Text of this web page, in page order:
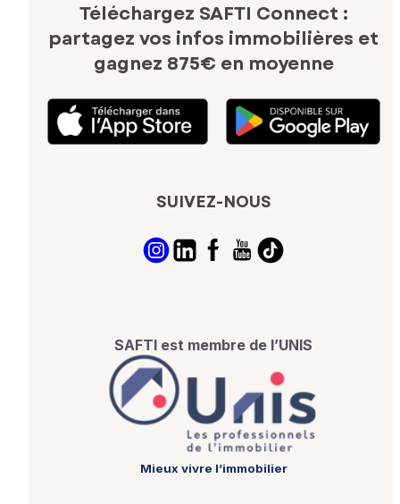
Téléchargez SAFTI Connect :
partagez vos infos immobilières et
gagnez 875€ en moyenne
SUIVEZ-NOUS
SAFTI est membre de l’UNIS
Mieux vivre l’immobilier